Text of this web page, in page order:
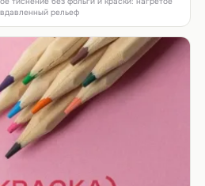
рельеф